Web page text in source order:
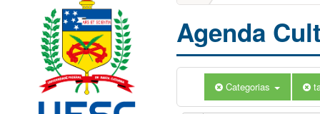
Agenda
Categorias